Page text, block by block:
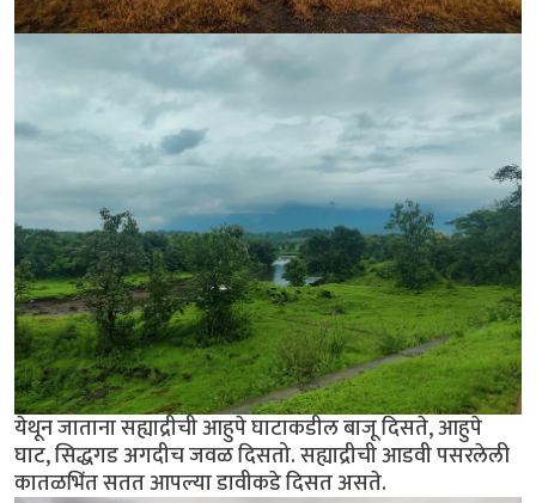
येथून जाताना सह्याद्रीची आहुपे घाटाकडील बाजू दिसते, आहुपे
घाट, सिद्धगड अगदीच जवळ दिसतो. सह्याद्रीची आडवी पसरलेली
कातळभिंत सतत आपल्या डावीकडे दिसत असते.